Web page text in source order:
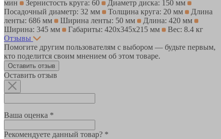
мин
Зернистость круга: 60
Диаметр диска: 150 мм
Посадочный диаметр: 32 мм
Толщина круга: 20 мм
Длина
ленты: 686 мм
Ширина ленты: 50 мм
Длина: 420 мм
Ширина: 345 мм
Габариты: 420x345x215 мм
Вес: 8.4 кг
Отзывы
Помогите другим пользователям с выбором — будьте первым,
кто поделится своим мнением об этом товаре.
Оставить отзыв
Оставить отзыв
Ваша оценка *
Рекомендуете данный товар? *